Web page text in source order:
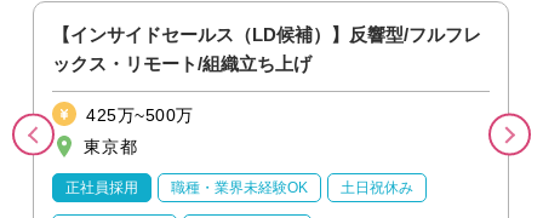
【インサイドセールス（LD候補）】反響型/フルフレ
ックス・リモート/組織立ち上げ
425万~500万
東京都
正社員採用 職種・業界未経験OK 土日祝休み